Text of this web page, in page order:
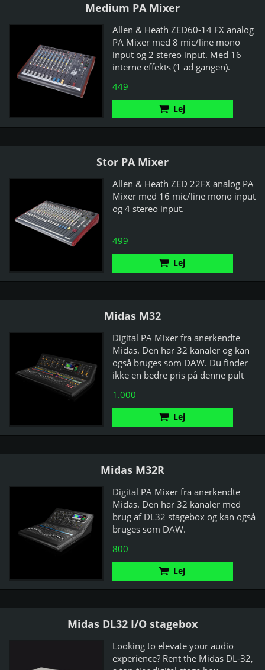
Medium PA Mixer
Allen & Heath ZED60-14 FX analog
PA Mixer med 8 mic/line mono
input og 2 stereo input. Med 16
interne effekts (1 ad gangen).
449
Lej
Stor PA Mixer
Allen & Heath ZED 22FX analog PA
Mixer med 16 mic/line mono input
og 4 stereo input.
499
Lej
Midas M32
Digital PA Mixer fra anerkendte
Midas. Den har 32 kanaler og kan
også bruges som DAW. Du finder
ikke en bedre pris på denne pult
1.000
Lej
Midas M32R
Digital PA Mixer fra anerkendte
Midas. Den har 32 kanaler med
brug af DL32 stagebox og kan også
bruges som DAW.
800
Lej
Midas DL32 I/O stagebox
Looking to elevate your audio
experience? Rent the Midas DL-32,